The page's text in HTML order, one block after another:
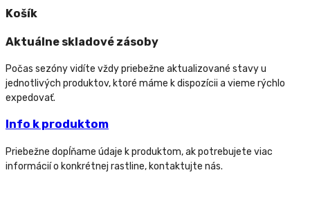
Košík
Aktuálne skladové zásoby
Počas sezóny vidíte vždy priebežne aktualizované stavy u
jednotlivých produktov, ktoré máme k dispozícii a vieme rýchlo
expedovať.
Info k produktom
Priebežne dopĺňame údaje k produktom, ak potrebujete viac
informácií o konkrétnej rastline, kontaktujte nás.